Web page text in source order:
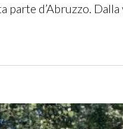
d’Abruzzo.